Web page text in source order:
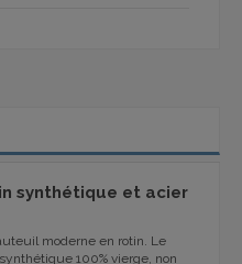
synthétique et acier
moderne en rotin. Le
100% vierge, non